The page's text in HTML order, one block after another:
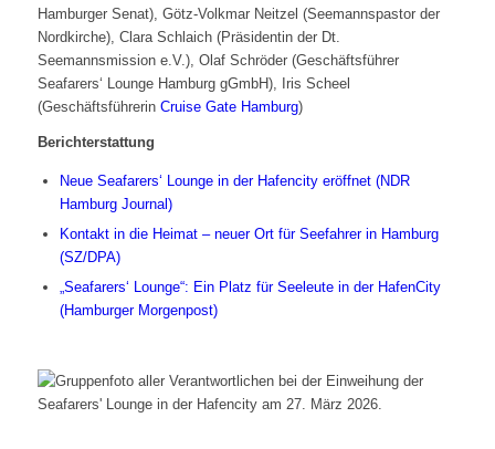
Hamburger Senat), Götz-Volkmar Neitzel (Seemannspastor der
Nordkirche), Clara Schlaich (Präsidentin der Dt.
Seemannsmission e.V.), Olaf Schröder (Geschäftsführer
Seafarers‘ Lounge Hamburg gGmbH), Iris Scheel
(Geschäftsführerin Cruise Gate Hamburg)
Berichterstattung
Neue Seafarers‘ Lounge in der Hafencity eröffnet (NDR
Hamburg Journal)
Kontakt in die Heimat – neuer Ort für Seefahrer in Hamburg
(SZ/DPA)
„Seafarers‘ Lounge“: Ein Platz für Seeleute in der HafenCity
(Hamburger Morgenpost)